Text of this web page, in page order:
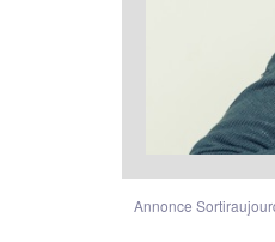
Annonce